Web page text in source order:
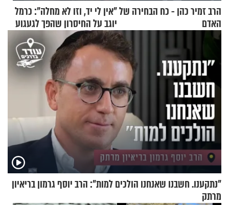
הרב זמיר כהן - כח הבחירה של
האדם
"אין לי יד, וזו לא מחלה": כרמל
יוגב על החיסרון שהפך לגעגוע
"נתקענו. חשבנו שאנחנו הולכים למות": הרב יוסף גרמון בריאיון
מרתק